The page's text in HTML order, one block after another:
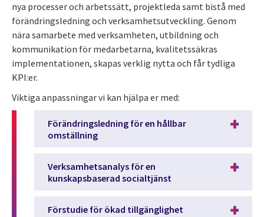
nya processer och arbetssätt, projektleda samt bistå med
förändringsledning och verksamhetsutveckling. Genom
nära samarbete med verksamheten, utbildning och
kommunikation för medarbetarna, kvalitetssäkras
implementationen, skapas verklig nytta och får tydliga
KPI:er.
Viktiga anpassningar vi kan hjälpa er med:
Förändringsledning för en hållbar
omställning
Verksamhetsanalys för en
kunskapsbaserad socialtjänst
Förstudie för ökad tillgänglighet